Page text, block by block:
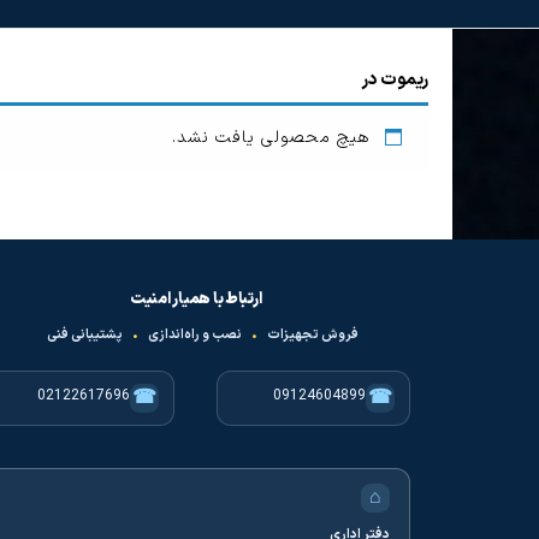
ریموت در
هیچ محصولی یافت نشد.
ارتباط با همیار امنیت
فروش تجهیزات • نصب و راه‌اندازی • پشتیبانی فنی
☎
09124604899
☎
02122617696
⌂